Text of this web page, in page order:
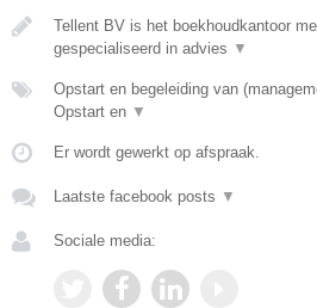
Tellent BV is het boekhoudkantoor
gespecialiseerd in advies ▼
Opstart en begeleiding van
Opstart en ▼
Er wordt gewerkt op afspraak.
Laatste facebook posts ▼
Sociale media: